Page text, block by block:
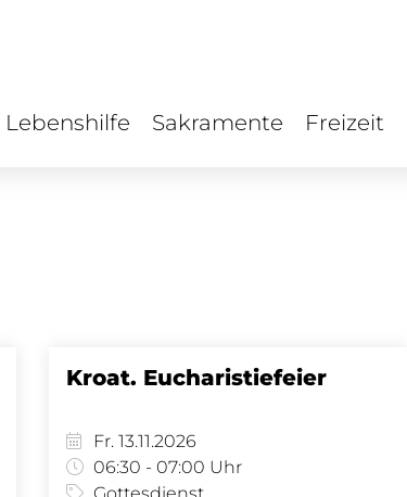
Lebenshilfe Sakramente Freizeit
Kroat. Eucharistiefeier
Fr. 13.11.2026
06:30 - 07:00 Uhr